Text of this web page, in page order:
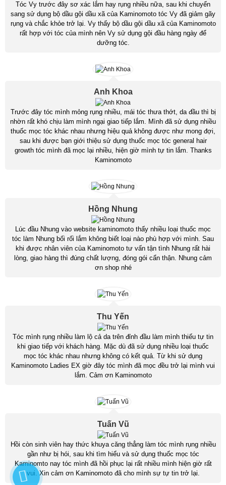
Tóc Vy trước đây sơ xác lắm hay rụng nhiều nữa, sau khi chuyển
sang sử dụng bộ dầu gội dầu xã của Kaminomoto tóc Vy đã giảm gãy
rụng và chắc khỏe trở lại. Vy thấy bộ dầu gội dầu xã của Kaminomoto
rất hợp với tóc của mình nên Vy sử dụng gội đầu hàng ngày để
dưỡng tóc.
Anh Khoa
Trước đây tóc mình mỏng rụng nhiều, mái tóc thưa thớt, da đầu thì bị
nhờn rất khó chịu làm mình ngại giao tiếp lắm. Mình đã sử dụng nhiều
thuốc mọc tóc khác nhau nhưng hiệu quả không được như mong đợi,
sau khi được bạn giới thiệu sử dụng thuốc mọc tóc general hair
growth tóc mình đã mọc lại nhiều, hiện giờ mình tự tin lắm. Thanks
Kaminomoto
Hồng Nhung
Lúc đầu Nhung vào website kaminomoto thấy nhiều loại thuốc mọc
tóc làm Nhung bối rối lắm không biết loại nào phù hợp với mình. Sau
khi được nhân viên của Kaminomoto tư vấn tận tình Nhung rất hài
lòng, giao hàng thì đúng chất lượng, đóng gói cẩn thận. Nhung cảm
ơn shop nhé
Thu Yến
Tóc mình rụng nhiều làm lộ cả da trên đỉnh đầu làm mình thiếu tự tin
khi giao tiếp với khách hàng. Mặc dù đã sử dụng nhiều loại thuốc
mọc tóc khác nhau nhưng không có kết quả. Từ khi sử dụng
Kaminomoto Ladies EX giờ đây tóc mình đã mọc đều trở lại mình vui
lắm. Cảm ơn Kaminomoto
Tuấn Vũ
Hồi còn sinh viên hay thức khuya căng thẳng làm tóc mình rụng nhiều
gần như bị hói, sau khi tìm hiểu và sử dụng thuốc mọc tóc
Kaminomto nay tóc mình đã hồi phục lại rất nhiều mình hiện giờ rất
vui. Xin cảm ơn Kaminomoto đã cho mình sự tự tin trở lại.